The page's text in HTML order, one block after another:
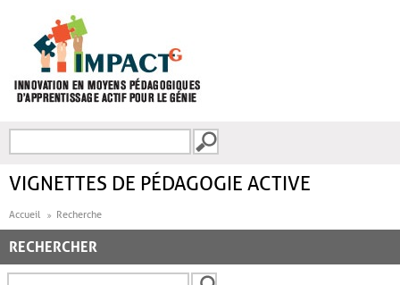
FORMULAIRE DE
VIGNETTES DE PÉDAGOGIE ACTIVE
Accueil Recherche
RECHERCHER